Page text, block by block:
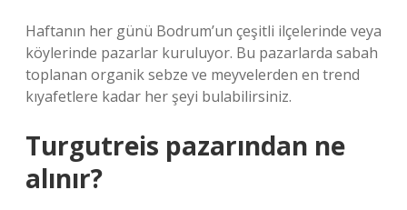
Haftanın her günü Bodrum’un çeşitli ilçelerinde veya
köylerinde pazarlar kuruluyor. Bu pazarlarda sabah
toplanan organik sebze ve meyvelerden en trend
kıyafetlere kadar her şeyi bulabilirsiniz.
Turgutreis pazarından ne
alınır?